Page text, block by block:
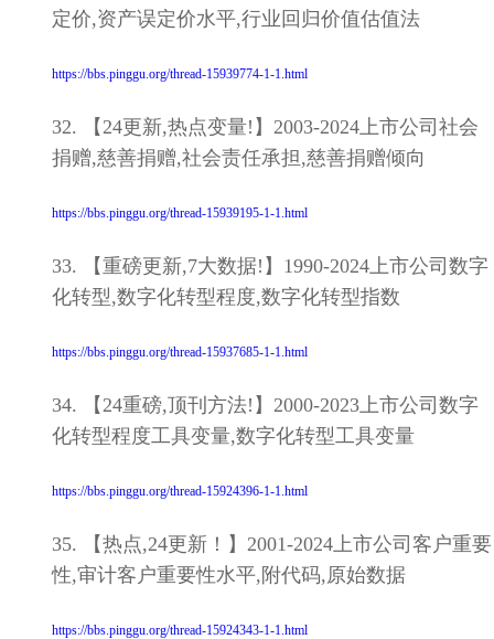
定价,资产误定价水平,行业回归价值估值法
https://bbs.pinggu.org/thread-15939774-1-1.html
32. 【24更新,热点变量!】2003-2024上市公司社会
捐赠,慈善捐赠,社会责任承担,慈善捐赠倾向
https://bbs.pinggu.org/thread-15939195-1-1.html
33. 【重磅更新,7大数据!】1990-2024上市公司数字
化转型,数字化转型程度,数字化转型指数
https://bbs.pinggu.org/thread-15937685-1-1.html
34. 【24重磅,顶刊方法!】2000-2023上市公司数字
化转型程度工具变量,数字化转型工具变量
https://bbs.pinggu.org/thread-15924396-1-1.html
35. 【热点,24更新！】2001-2024上市公司客户重要
性,审计客户重要性水平,附代码,原始数据
https://bbs.pinggu.org/thread-15924343-1-1.html